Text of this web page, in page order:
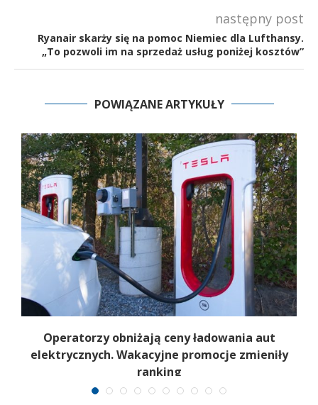
następny post
Ryanair skarży się na pomoc Niemiec dla Lufthansy.
„To pozwoli im na sprzedaż usług poniżej kosztów”
POWIĄZANE ARTYKUŁY
Operatorzy obniżają ceny ładowania aut
elektrycznych. Wakacyjne promocje zmieniły
ranking